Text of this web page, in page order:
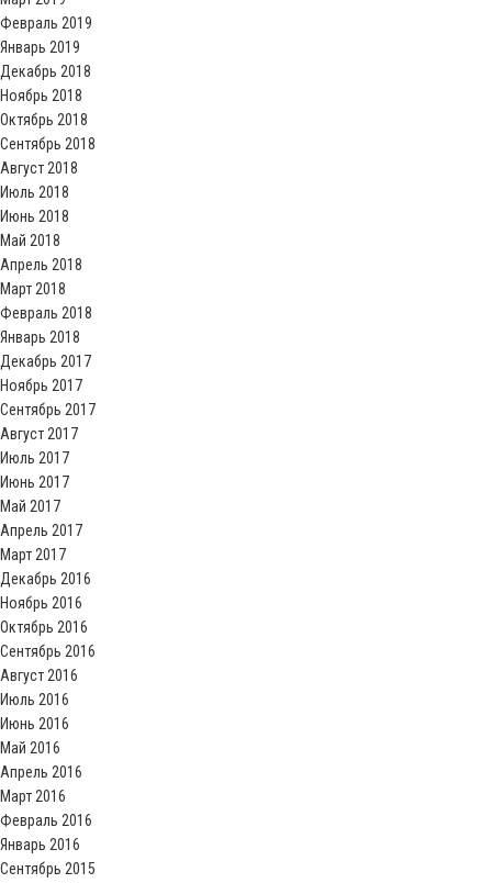
Февраль 2019
Январь 2019
Декабрь 2018
Ноябрь 2018
Октябрь 2018
Сентябрь 2018
Август 2018
Июль 2018
Июнь 2018
Май 2018
Апрель 2018
Март 2018
Февраль 2018
Январь 2018
Декабрь 2017
Ноябрь 2017
Сентябрь 2017
Август 2017
Июль 2017
Июнь 2017
Май 2017
Апрель 2017
Март 2017
Декабрь 2016
Ноябрь 2016
Октябрь 2016
Сентябрь 2016
Август 2016
Июль 2016
Июнь 2016
Май 2016
Апрель 2016
Март 2016
Февраль 2016
Январь 2016
Сентябрь 2015